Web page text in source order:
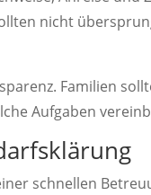
nicht
Familien
Aufgaben
schnellen